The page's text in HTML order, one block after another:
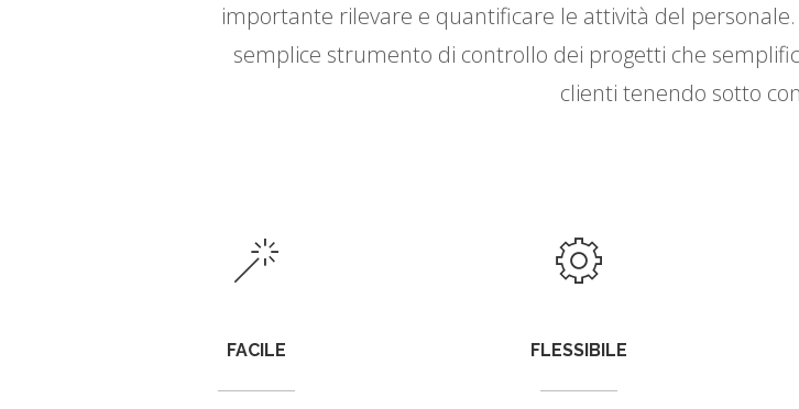
importante rilevare e quantificare le attività del
semplice strumento di controllo dei progetti che
clienti tenendo sotto
FACILE FLESSIBILE